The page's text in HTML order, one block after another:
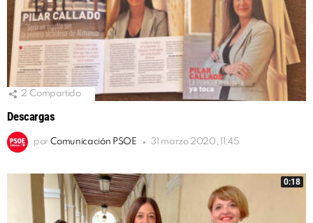
2 Compartido
Descargas
por Comunicación PSOE 31 marzo 2020, 11:45
0:18